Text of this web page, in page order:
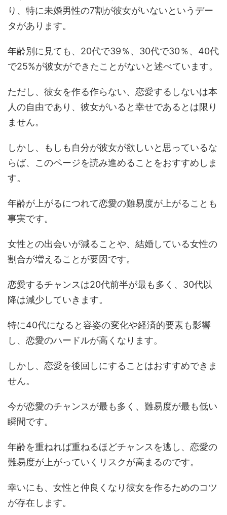
り、特に未婚男性の7割が彼女がいないというデー
タがあります。
年齢別に見ても、20代で39％、30代で30％、40代
で25%が彼女ができたことがないと述べています。
ただし、彼女を作る作らない、恋愛するしないは本
人の自由であり、彼女がいると幸せであるとは限り
ません。
しかし、もしも自分が彼女が欲しいと思っているな
らば、このページを読み進めることをおすすめしま
す。
年齢が上がるにつれて恋愛の難易度が上がることも
事実です。
女性との出会いが減ることや、結婚している女性の
割合が増えることが要因です。
恋愛するチャンスは20代前半が最も多く、30代以
降は減少していきます。
特に40代になると容姿の変化や経済的要素も影響
し、恋愛のハードルが高くなります。
しかし、恋愛を後回しにすることはおすすめできま
せん。
今が恋愛のチャンスが最も多く、難易度が最も低い
瞬間です。
年齢を重ねれば重ねるほどチャンスを逃し、恋愛の
難易度が上がっていくリスクが高まるのです。
幸いにも、女性と仲良くなり彼女を作るためのコツ
が存在します。